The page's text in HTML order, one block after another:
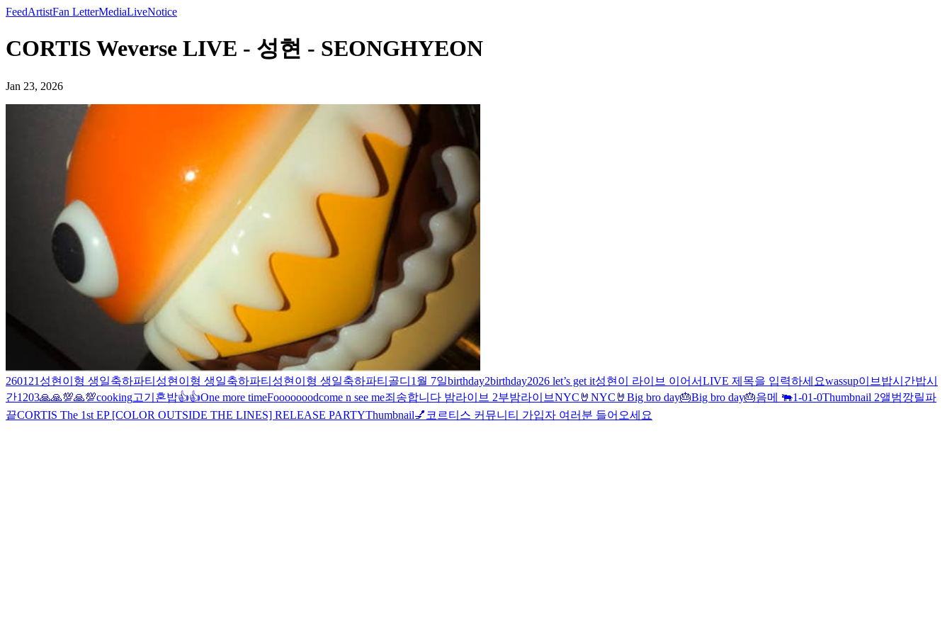
FeedArtistFan LetterMediaLiveNotice
CORTIS Weverse LIVE - 성현 - SEONGHYEON
Jan 23, 2026
260121 성현이형 생일축하파티 성현이형 생일축하파티 성현이형 생일축하파티 골디 1월 7일birthday2birthday2026 let’s get it성현이 라이브 이어서LIVE 제목을 입력하세요wassup이브 밥시간밥시
간1203🙏🙏💯🙏💯cooking고기 혼밥👍👍One more timeFooooooodcome n see me죄송합니다 밤라이브 2부밤라이브NYC🤘 NYC🤘 Big bro day🎂Big bro day🎂음메 🐃1-01-0Thumbnail 2앨범깡릴파
끝CORTIS The 1st EP [COLOR OUTSIDE THE LINES] RELEASE PARTYThumbnail💅 코르티스 커뮤니티 가입자 여러분 들어오세요